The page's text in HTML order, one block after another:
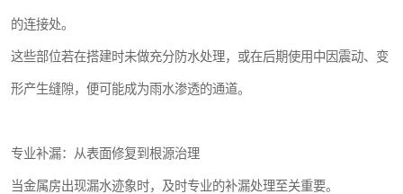
的连接处。
这些部位若在搭建时未做充分防水处理，或在后期使用中因震动、变
形产生缝隙，便可能成为雨水渗透的通道。
专业补漏：从表面修复到根源治理
当金属房出现漏水迹象时，及时专业的补漏处理至关重要。